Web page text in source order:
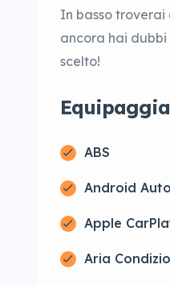
In basso troverai
ancora hai dubbi
scelto!
ABS
Android
Apple
Aria